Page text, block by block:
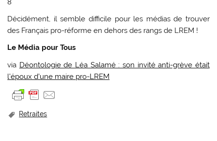
8
Décidément, il semble difficile pour les médias de trouver
des Français pro-réforme en dehors des rangs de LREM !
Le Média pour Tous
via Déontologie de Léa Salamé : son invité anti-grève était
l’époux d’une maire pro-LREM
Retraites